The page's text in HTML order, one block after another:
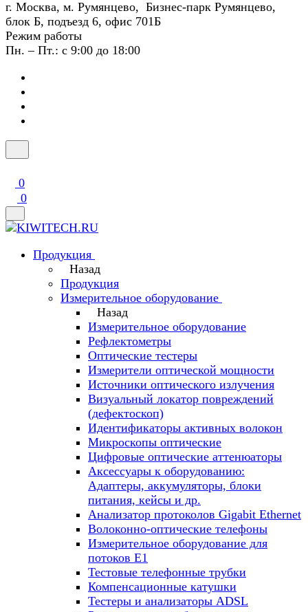
г. Москва, м. Румянцево, Бизнес-парк Румянцево,
блок Б, подъезд 6, офис 701Б
Режим работы
Пн. – Пт.: с 9:00 до 18:00
0
0
Продукция
Назад
Продукция
Измерительное оборудование
Назад
Измерительное оборудование
Рефлектометры
Оптические тестеры
Измерители оптической мощности
Источники оптического излучения
Визуальный локатор повреждений
(дефектоскоп)
Идентификаторы активных волокон
Микроскопы оптические
Цифровые оптические аттенюаторы
Аксессуары к оборудованию:
Адаптеры, аккумуляторы, блоки
питания, кейсы и др.
Анализатор протоколов Gigabit Ethernet
Волоконно-оптические телефоны
Измерительное оборудование для
потоков Е1
Тестовые телефонные трубки
Компенсационные катушки
Тестеры и анализаторы ADSL